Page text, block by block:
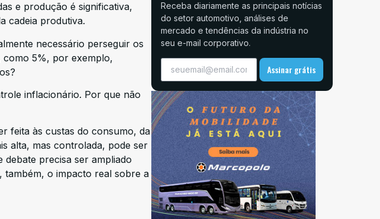
e produção é significativa,
cadeia produtiva.
necessário perseguir os
como 5%, por exemplo,
inflacionário. Por que não
feita às custas do consumo, da
alta, mas controlada, pode ser
precisa ser ampliado
o impacto real sobre a
Receba diariamente as principais notícias
do setor automotivo, análises de
mercado e tendências da indústria no
seu e-mail corporativo.
Assinar grátis